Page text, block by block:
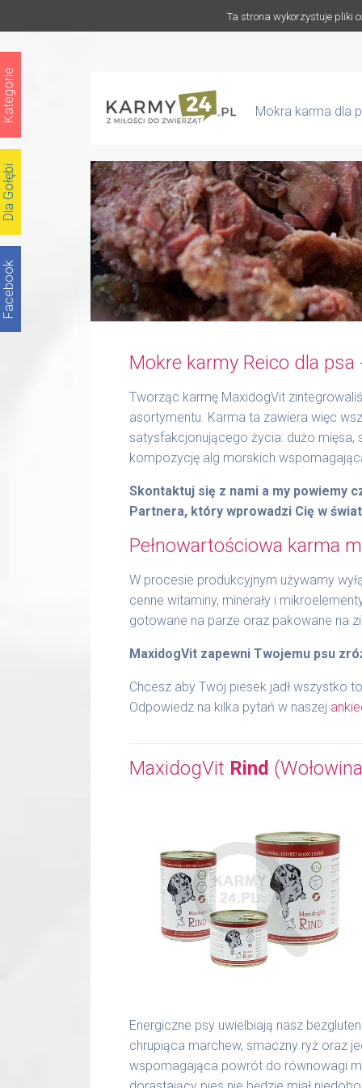
Ta strona wykorzystuje pliki
Mokra karma dla
Mokre karmy Reico dla psa
Tworząc karmę MaxidogVit
asortymentu. Karma ta zawiera więc
satysfakcjonującego życia: dużo mięsa,
kompozycję alg morskich
Skontaktuj się z nami a my powiemy
Partnera, który wprowadzi Cię w
Pełnowartościowa karma
W procesie produkcyjnym używamy
cenne witaminy, minerały i
gotowane na parze oraz pakowane na
MaxidogVit zapewni Twojemu psu
Chcesz aby Twój piesek jadł wszystko
Odpowiedz na kilka pytań w naszej
MaxidogVit Rind
Energiczne psy uwielbiają nasz
chrupiąca marchew, smaczny ryż oraz
wspomagająca powrót do równowagi
Facebook
Dla Gołębi
Kategorie